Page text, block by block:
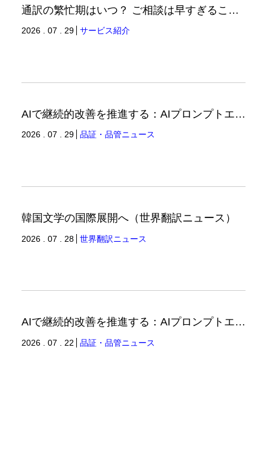
通訳の繁忙期はいつ？ ご相談は早すぎることはありません。（通訳ブログ）
2026 . 07 . 29 サービス紹介
AIで継続的改善を推進する：AIプロンプトエンジニアリングへの品質思考の適用-3（品証品管ニュース）
2026 . 07 . 29 品証・品管ニュース
韓国文学の国際展開へ（世界翻訳ニュース）
2026 . 07 . 28 世界翻訳ニュース
AIで継続的改善を推進する：AIプロンプトエンジニアリングへの品質思考の適用-2（品証品管ニュース）
2026 . 07 . 22 品証・品管ニュース